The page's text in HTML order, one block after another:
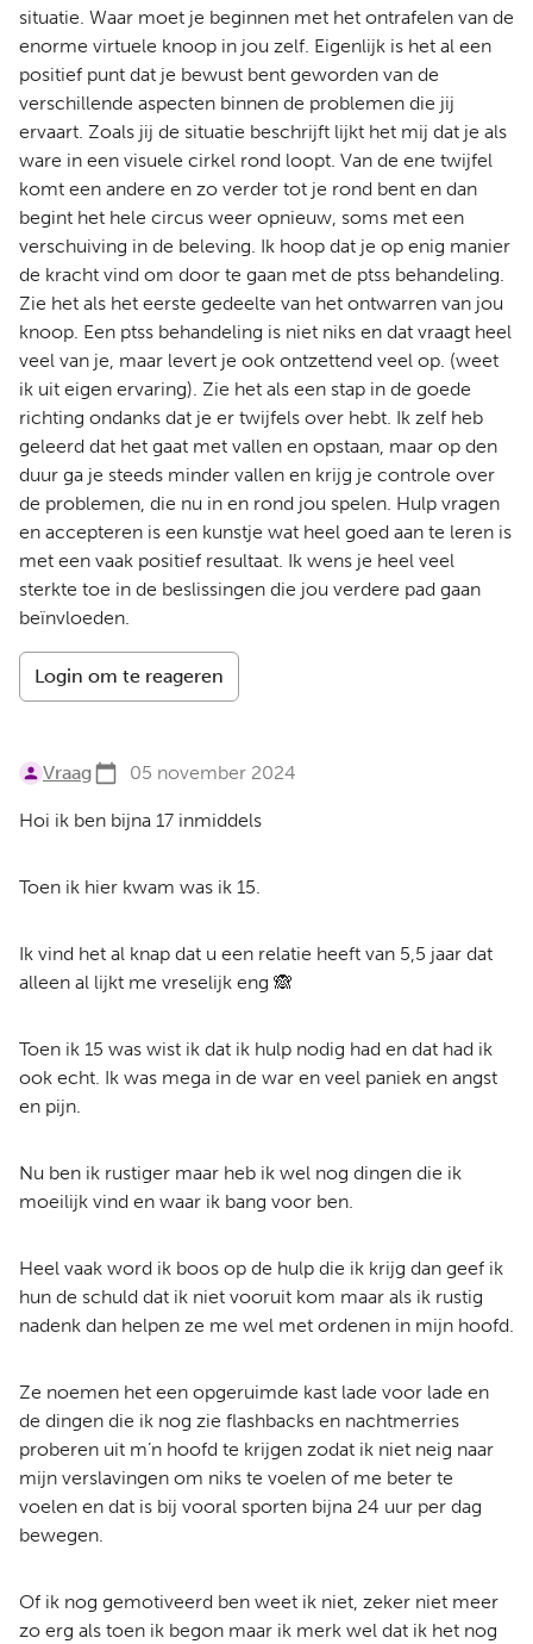
situatie. Waar moet je beginnen met het ontrafelen van de
enorme virtuele knoop in jou zelf. Eigenlijk is het al een
positief punt dat je bewust bent geworden van de
verschillende aspecten binnen de problemen die jij
ervaart. Zoals jij de situatie beschrijft lijkt het mij dat je als
ware in een visuele cirkel rond loopt. Van de ene twijfel
komt een andere en zo verder tot je rond bent en dan
begint het hele circus weer opnieuw, soms met een
verschuiving in de beleving. Ik hoop dat je op enig manier
de kracht vind om door te gaan met de ptss behandeling.
Zie het als het eerste gedeelte van het ontwarren van jou
knoop. Een ptss behandeling is niet niks en dat vraagt heel
veel van je, maar levert je ook ontzettend veel op. (weet
ik uit eigen ervaring). Zie het als een stap in de goede
richting ondanks dat je er twijfels over hebt. Ik zelf heb
geleerd dat het gaat met vallen en opstaan, maar op den
duur ga je steeds minder vallen en krijg je controle over
de problemen, die nu in en rond jou spelen. Hulp vragen
en accepteren is een kunstje wat heel goed aan te leren is
met een vaak positief resultaat. Ik wens je heel veel
sterkte toe in de beslissingen die jou verdere pad gaan
beïnvloeden.
Login om te reageren
Vraag 05 november 2024
Hoi ik ben bijna 17 inmiddels
Toen ik hier kwam was ik 15.
Ik vind het al knap dat u een relatie heeft van 5,5 jaar dat
alleen al lijkt me vreselijk eng 🙈
Toen ik 15 was wist ik dat ik hulp nodig had en dat had ik
ook echt. Ik was mega in de war en veel paniek en angst
en pijn.
Nu ben ik rustiger maar heb ik wel nog dingen die ik
moeilijk vind en waar ik bang voor ben.
Heel vaak word ik boos op de hulp die ik krijg dan geef ik
hun de schuld dat ik niet vooruit kom maar als ik rustig
nadenk dan helpen ze me wel met ordenen in mijn hoofd.
Ze noemen het een opgeruimde kast lade voor lade en
de dingen die ik nog zie flashbacks en nachtmerries
proberen uit m’n hoofd te krijgen zodat ik niet neig naar
mijn verslavingen om niks te voelen of me beter te
voelen en dat is bij vooral sporten bijna 24 uur per dag
bewegen.
Of ik nog gemotiveerd ben weet ik niet, zeker niet meer
zo erg als toen ik begon maar ik merk wel dat ik het nog